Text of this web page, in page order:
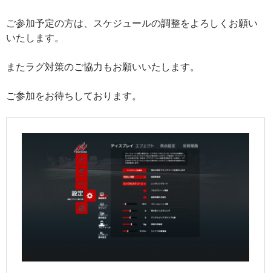
ご参加予定の方は、スケジュールの調整をよろしくお願い
いたします。
またラグ対策のご協力もお願いいたします。
ご参加をお待ちしております。